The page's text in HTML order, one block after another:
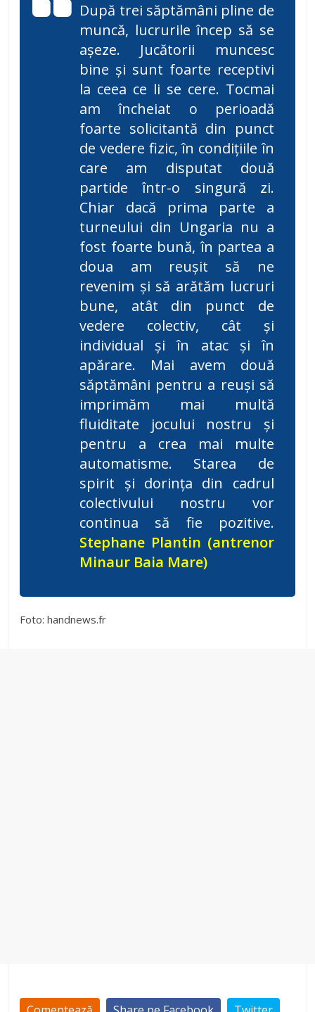
După trei săptămâni pline de
muncă, lucrurile încep să se
așeze. Jucătorii muncesc
bine și sunt foarte receptivi
la ceea ce li se cere. Tocmai
am încheiat o perioadă
foarte solicitantă din punct
de vedere fizic, în condițiile în
care am disputat două
partide într-o singură zi.
Chiar dacă prima parte a
turneului din Ungaria nu a
fost foarte bună, în partea a
doua am reușit să ne
revenim și să arătăm lucruri
bune, atât din punct de
vedere colectiv, cât și
individual și în atac și în
apărare. Mai avem două
săptămâni pentru a reuși să
imprimăm mai multă
fluiditate jocului nostru și
pentru a crea mai multe
automatisme. Starea de
spirit și dorința din cadrul
colectivului nostru vor
continua să fie pozitive.
Stephane Plantin (antrenor
Minaur Baia Mare)
Foto: handnews.fr